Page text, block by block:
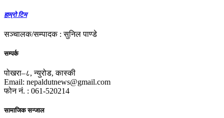
हाम्रो टिम
सञ्चालक/सम्पादक : सुनिल पाण्डे
सम्पर्क
पोखरा–८, न्युरोड, कास्की
Email: nepaldutnews@gmail.com
फोन नं. : 061-520214
सामाजिक सन्जाल